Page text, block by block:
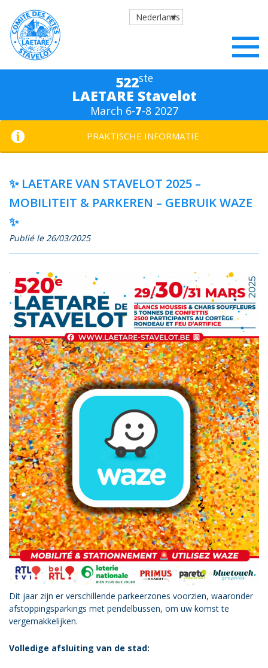
Nederlands
522ste
LAETARE Stavelot
March 6-7-8 2027
PRAKTISCHE INFORMATIE
✨ LAETARE VAN STAVELOT 2025 –
MOBILITEIT & PARKEREN – GEBRUIK WAZE
✨
Publié le 26/03/2025
Dit jaar zijn er verschillende parkeerzones voorzien, waaronder
afstoppingsparkings met pendelbussen, om uw komst te
vergemakkelijken.
Volledige afsluiting van de stad: